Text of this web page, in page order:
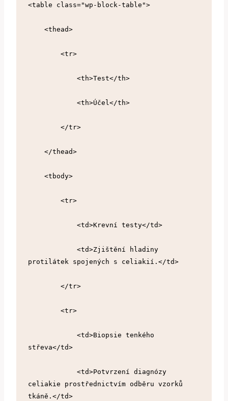
<table class="wp-block-table">
    <thead>
        <tr>
            <th>Test</th>
            <th>Účel</th>
        </tr>
    </thead>
    <tbody>
        <tr>
            <td>Krevní testy</td>
protilátek spojených s celiakií.</td>
        </tr>
        <tr>
střeva</td>
celiakie prostřednictvím odběru vzorků
tkáně.</td>